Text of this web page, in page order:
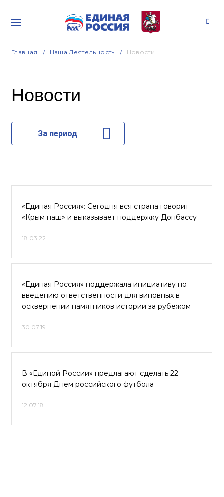
Главная Наша Деятельность Новости
Новости
За период
«Единая Россия»: Сегодня вся страна говорит
«Крым наш» и выказывает поддержку Донбассу
18.03.22
«Единая Россия» поддержала инициативу по
введению ответственности для виновных в
осквернении памятников истории за рубежом
30.07.19
В «Единой России» предлагают сделать 22
октября Днем российского футбола
12.07.18